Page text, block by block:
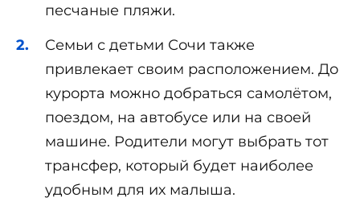
песчаные пляжи.
Семьи с детьми Сочи также
привлекает своим расположением. До
курорта можно добраться самолётом,
поездом, на автобусе или на своей
машине. Родители могут выбрать тот
трансфер, который будет наиболее
удобным для их малыша.